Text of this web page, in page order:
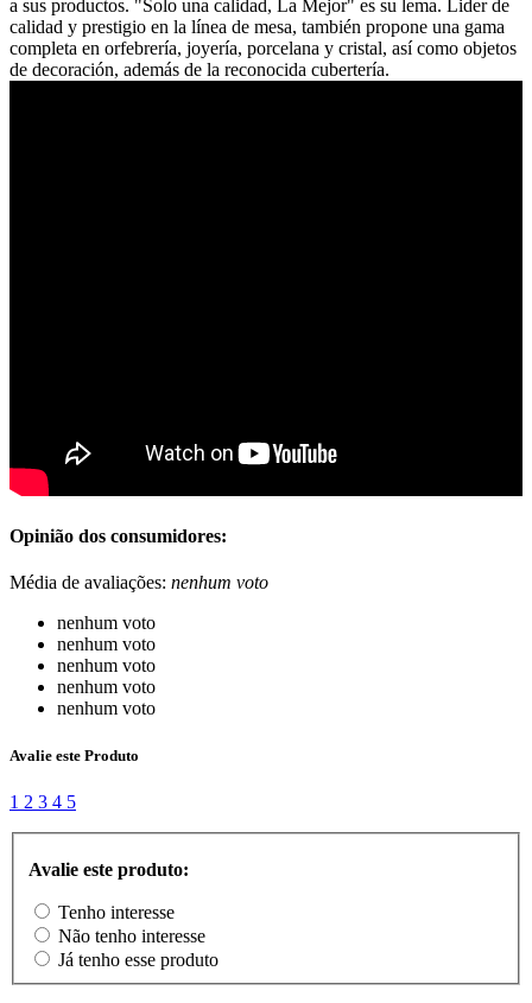
a sus productos. "Solo una calidad, La Mejor" es su lema. Lider de
calidad y prestigio en la línea de mesa, también propone una gama
completa en orfebrería, joyería, porcelana y cristal, así como objetos
de decoración, además de la reconocida cubertería.
Opinião dos consumidores:
Média de avaliações: nenhum voto
nenhum voto
nenhum voto
nenhum voto
nenhum voto
nenhum voto
Avalie este Produto
1 2 3 4 5
Avalie este produto:
Tenho interesse
Não tenho interesse
Já tenho esse produto